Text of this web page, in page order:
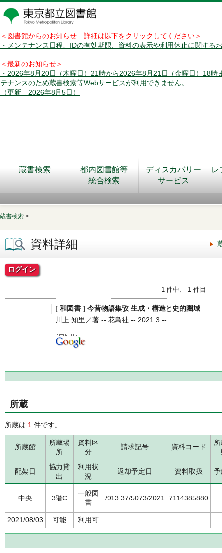
＜図書館からのお知らせ 詳細は以下をクリックしてください＞
・メンテナンス日程、IDの有効期限、資料の表示や利用休止に関する
＜最新のお知らせ＞
・2026年8月20日（木曜日）21時から2026年8月21日（金曜日）18時
テナンスのため蔵書検索等Webサービスが利用できません。
（更新 2026年8月5日）
蔵書検索
都内図書館等
統合検索
ディスカバリー
サービス
レ
蔵書検索 >
資料詳細
ログイン
1 件中、 1 件目
[ 和図書 ] 今昔物語集攷 生成・構造と史的圏域
川上 知里／著 -- 花鳥社 -- 2021.3 --
所蔵
所蔵は 1 件です。
所蔵館
所蔵場
所
資料区
分
請求記号 資料コード
配架日
協力貸
出
利用状
況
返却予定日 資料取扱 予
中央 3階C
一般図
書
/913.37/5073/2021 7114385880
2021/08/03 可能 利用可